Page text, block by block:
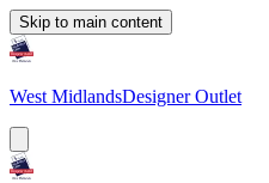
Skip to main content
West MidlandsDesigner Outlet